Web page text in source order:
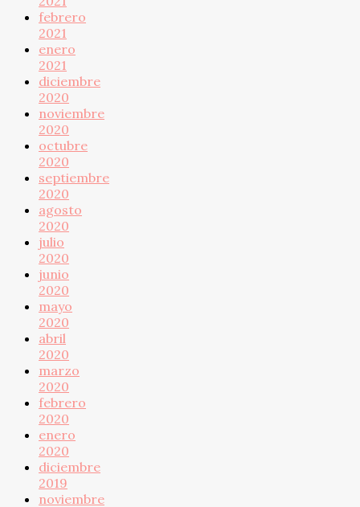
febrero
2021
enero
2021
diciembre
2020
noviembre
2020
octubre
2020
septiembre
2020
agosto
2020
julio
2020
junio
2020
mayo
2020
abril
2020
marzo
2020
febrero
2020
enero
2020
diciembre
2019
noviembre